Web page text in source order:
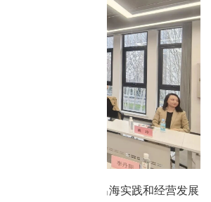
企业代表结合自身出海实践和经营发展